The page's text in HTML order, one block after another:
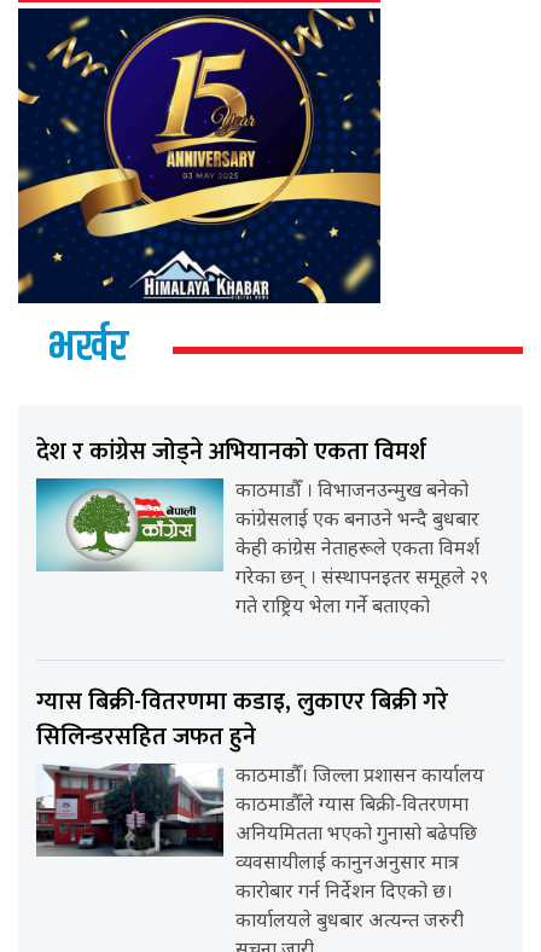
भर्खर
देश र कांग्रेस जोड्ने अभियानको एकता विमर्श
काठमाडौँ । विभाजनउन्मुख बनेको
कांग्रेसलाई एक बनाउने भन्दै बुधबार
केही कांग्रेस नेताहरूले एकता विमर्श
गरेका छन् । संस्थापनइतर समूहले २९
गते राष्ट्रिय भेला गर्ने बताएको
ग्यास बिक्री-वितरणमा कडाइ, लुकाएर बिक्री गरे
सिलिन्डरसहित जफत हुने
काठमाडौँ। जिल्ला प्रशासन कार्यालय
काठमाडौँले ग्यास बिक्री-वितरणमा
अनियमितता भएको गुनासो बढेपछि
व्यवसायीलाई कानुनअनुसार मात्र
कारोबार गर्न निर्देशन दिएको छ।
कार्यालयले बुधबार अत्यन्त जरुरी